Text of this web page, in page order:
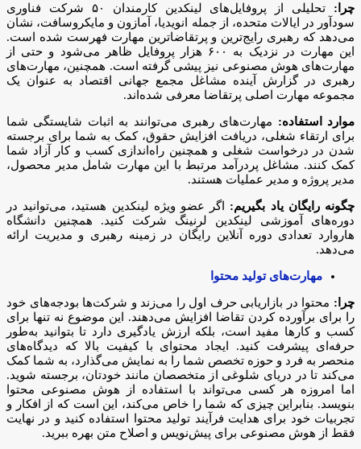
چرا:
تحلیلی از پروفایل‌های لینکدین کارمندان ۵۰ شرکت فناوری
سودآور در ایالات متحده، از جمله انویدیا، آمازون و مایکروسافت، نشان
می‌دهد که رهبری رایج‌ترین و پرتقاضاترین مهارت فهرست شده است.
این مهارت در نزدیک به ۶۰۰ هزار پروفایل ظاهر می‌شود و حتی از
مهارت‌های هوش مصنوعی نیز پیشی گرفته است. همچنین، مهارت‌های
رهبری در گزارش آینده مشاغل مجمع جهانی اقتصاد به عنوان یک
مجموعه مهارت اصلی پرتقاضا معرفی شده‌اند.
موارد استفاده: مهارت‌های رهبری می‌توانند به اثبات شایستگی شما
برای ارتقاء شغلی، دریافت افزایش حقوق، کمک به شما برای برجسته
شدن در درخواست شغلی و همچنین راه‌اندازی کسب و کار آزاد شما
کمک کنند. مشاغل پردرآمد مرتبط با این مهارت شامل مدیر محصول،
مدیر پروژه و مدیر عملیات هستند.
چگونه رایگان یاد بگیریم: اگر عضو ویژه لینکدین هستید، می‌توانید در
دوره‌های آموزشی لینکدین لرنینگ شرکت کنید. همچنین دانشگاه
هاروارد تعدادی دوره آنلاین رایگان در زمینه رهبری و مدیریت ارائه
می‌دهد.
مهارت‌های تولید محتوا
چرا: محتوا در بازاریابی حرف اول را می‌زند و شرکت‌ها بودجه‌های خود
را برای برآورده کردن تقاضا افزایش می‌دهند. این موضوع نه تنها برای
کسب و کارها مفید است، بلکه ارزش یادگیری دارد تا بتوانید به‌طور
حرفه‌ای پیشرفت کنید. ایجاد محتوای با کیفیت بالا که دیدگاه‌های
منحصر به فرد و حوزه تخصص شما را به نمایش می‌گذارد، به شما کمک
می‌کند تا در دریای شلوغی از متخصصان مانند خودتان، برجسته شوید.
اما امروزه هر کسی می‌تواند با استفاده از هوش مصنوعی محتوا
بنویسد. بنابراین چیزی که شما را خاص می‌کند، این است که از افکار و
تجربیات خود برای هدایت فرآیند تولید محتوا استفاده کنید و در نهایت
فقط از هوش مصنوعی برای پیش‌نویس و اصلاح متن بهره ببرید.